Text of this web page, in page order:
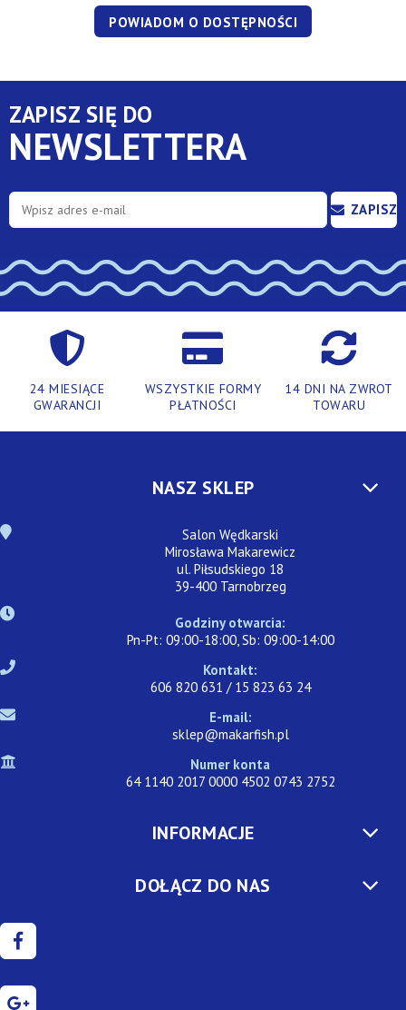
POWIADOM O DOSTĘPNOŚCI
ZAPISZ SIĘ DO
NEWSLETTERA
ZAPISZ
24 MIESIĄCE
GWARANCJI
WSZYSTKIE FORMY
PŁATNOŚCI
14 DNI NA ZWROT
TOWARU
NASZ SKLEP
Salon Wędkarski
Mirosława Makarewicz
ul. Piłsudskiego 18
39-400 Tarnobrzeg
Godziny otwarcia:
Pn-Pt: 09:00-18:00, Sb: 09:00-14:00
Kontakt:
606 820 631 / 15 823 63 24
E-mail:
sklep@makarfish.pl
Numer konta
64 1140 2017 0000 4502 0743 2752
INFORMACJE
DOŁĄCZ DO NAS